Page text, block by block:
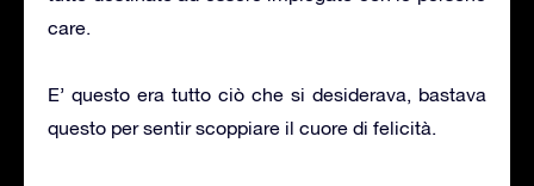
care.
E’ questo era tutto ciò che si desiderava, bastava
questo per sentir scoppiare il cuore di felicità.